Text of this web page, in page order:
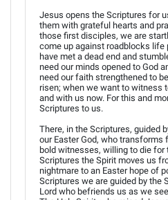
Jesus opens the Scriptures for
them with grateful hearts and
those first disciples, we are
come up against roadblocks life
have met a dead end and
need our minds opened to God
need our faith strengthened to
risen; when we want to witness
and with us now. For this and
Scriptures to us.
There, in the Scriptures, guided
our Easter God, who
bold witnesses, willing to die for
Scriptures the Spirit moves us
nightmare to an Easter hope of
Scriptures we are guided by the
Lord who befriends us as we